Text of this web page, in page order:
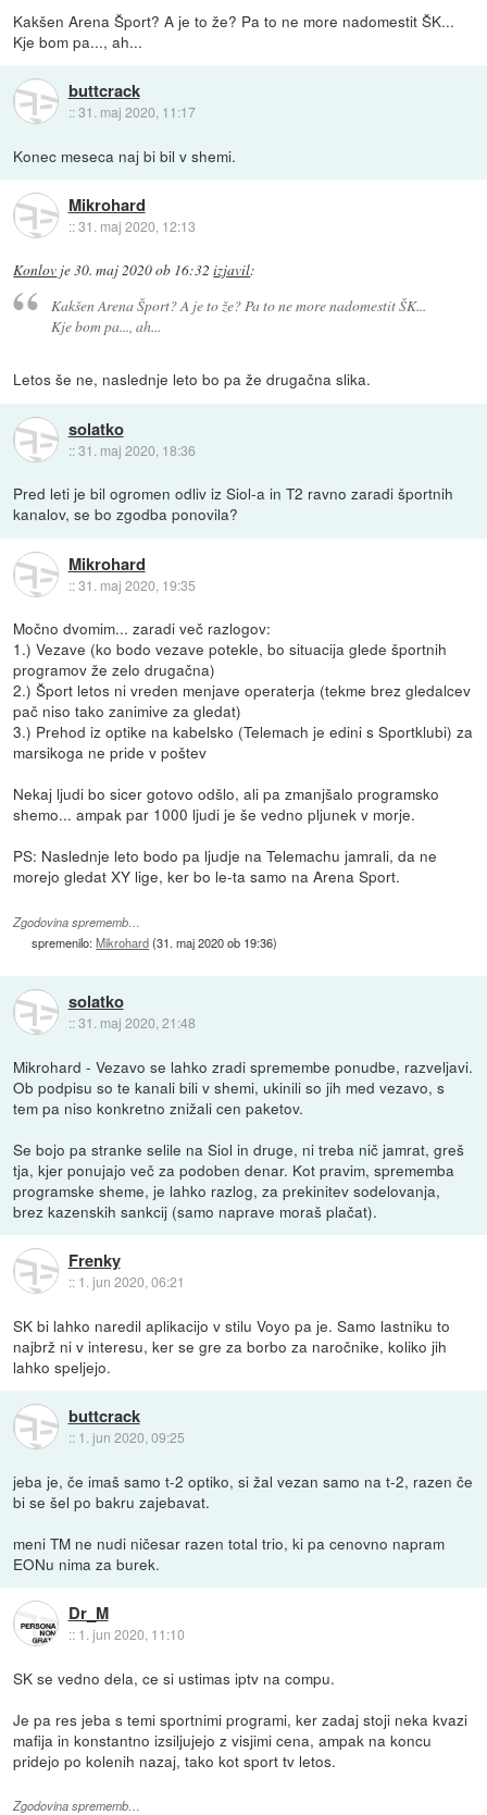
Kakšen Arena Šport? A je to že? Pa to ne more nadomestit ŠK...
Kje bom pa..., ah...
buttcrack
::31. maj 2020, 11:17
Konec meseca naj bi bil v shemi.
Mikrohard
::31. maj 2020, 12:13
Konlov je30. maj 2020 ob 16:32 izjavil:
Kakšen Arena Šport? A je to že? Pa to ne more nadomestit ŠK...
Kje bom pa..., ah...
Letos še ne, naslednje leto bo pa že drugačna slika.
solatko
::31. maj 2020, 18:36
Pred leti je bil ogromen odliv iz Siol-a in T2 ravno zaradi športnih
kanalov, se bo zgodba ponovila?
Mikrohard
::31. maj 2020, 19:35
Močno dvomim... zaradi več razlogov:
1.) Vezave (ko bodo vezave potekle, bo situacija glede športnih
programov že zelo drugačna)
2.) Šport letos ni vreden menjave operaterja (tekme brez gledalcev
pač niso tako zanimive za gledat)
3.) Prehod iz optike na kabelsko (Telemach je edini s Sportklubi) za
marsikoga ne pride v poštev
Nekaj ljudi bo sicer gotovo odšlo, ali pa zmanjšalo programsko
shemo... ampak par 1000 ljudi je še vedno pljunek v morje.
PS: Naslednje leto bodo pa ljudje na Telemachu jamrali, da ne
morejo gledat XY lige, ker bo le-ta samo na Arena Sport.
Zgodovina sprememb…
spremenilo:Mikrohard(31. maj 2020 ob 19:36)
solatko
::31. maj 2020, 21:48
Mikrohard - Vezavo se lahko zradi spremembe ponudbe, razveljavi.
Ob podpisu so te kanali bili v shemi, ukinili so jih med vezavo, s
tem pa niso konkretno znižali cen paketov.
Se bojo pa stranke selile na Siol in druge, ni treba nič jamrat, greš
tja, kjer ponujajo več za podoben denar. Kot pravim, sprememba
programske sheme, je lahko razlog, za prekinitev sodelovanja,
brez kazenskih sankcij (samo naprave moraš plačat).
Frenky
:: 1. jun 2020, 06:21
SK bi lahko naredil aplikacijo v stilu Voyo pa je. Samo lastniku to
najbrž ni v interesu, ker se gre za borbo za naročnike, koliko jih
lahko speljejo.
buttcrack
:: 1. jun 2020, 09:25
jeba je, če imaš samo t-2 optiko, si žal vezan samo na t-2, razen če
bi se šel po bakru zajebavat.
meni TM ne nudi ničesar razen total trio, ki pa cenovno napram
EONu nima za burek.
Dr_M
:: 1. jun 2020, 11:10
SK se vedno dela, ce si ustimas iptv na compu.
Je pa res jeba s temi sportnimi programi, ker zadaj stoji neka kvazi
mafija in konstantno izsiljujejo z visjimi cena, ampak na koncu
pridejo po kolenih nazaj, tako kot sport tv letos.
Zgodovina sprememb…